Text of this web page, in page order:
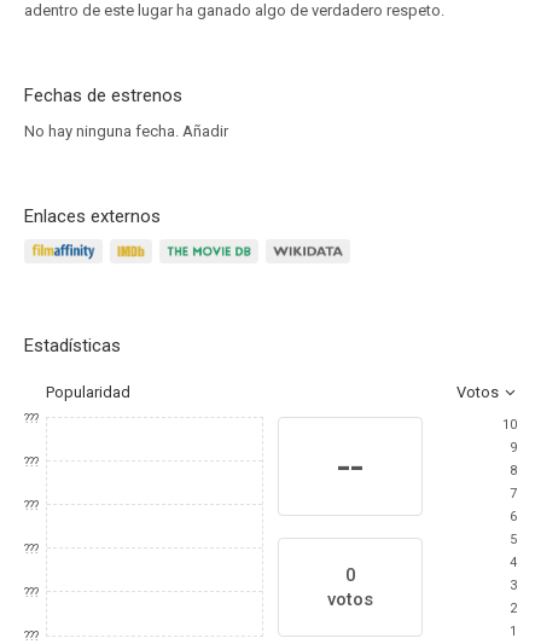
adentro de este lugar ha ganado algo de verdadero respeto.
Fechas de estrenos
No hay ninguna fecha. Añadir
Enlaces externos
Estadísticas
Popularidad Votos
???
???
???
???
???
???
--
0
votos
10
9
8
7
6
5
4
3
2
1